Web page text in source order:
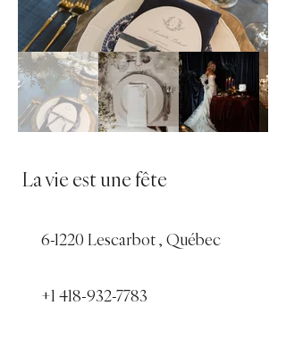
La vie est une fête
6-1220 Lescarbot , Québec
+1 418-932-7783